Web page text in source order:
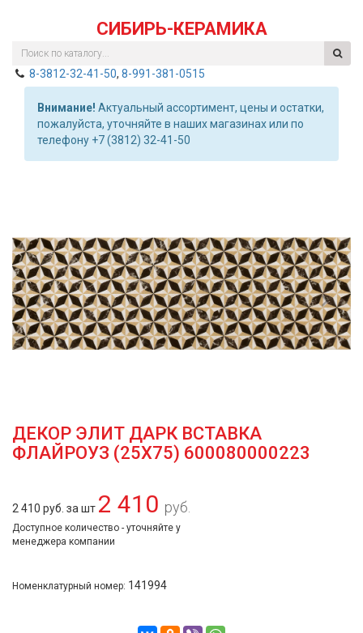
СИБИРЬ-КЕРАМИКА
8-3812-32-41-50, 8-991-381-0515
Внимание! Актуальный ассортимент, цены и остатки,
пожалуйста, уточняйте в наших магазинах или по
телефону +7 (3812) 32-41-50
Previous
ДЕКОР ЭЛИТ ДАРК ВСТАВКА
ФЛАЙРОУЗ (25Х75) 600080000223
2 410 руб. за шт 2 410 руб.
Доступное количество - уточняйте у
менеджера компании
Номенклатурный номер: 141994